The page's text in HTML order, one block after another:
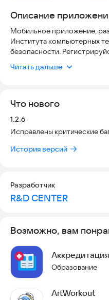
Описание
Мобильное приложение,
Института компьютерных
безопасности.
отмечайся на мероприятии
Читать дальше
Что нового
Версия:
1.2.6
Исправлены критические
История версий
Разработчик
R&D CENTER
Возможно, вам
Образование
ArtWorkout